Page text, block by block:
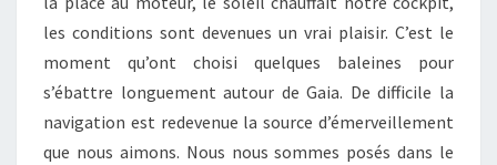
les conditions sont devenues un vrai plaisir. C’est le
moment qu’ont choisi quelques baleines pour
s’ébattre longuement autour de Gaia. De difficile la
navigation est redevenue la source d’émerveillement
que nous aimons. Nous nous sommes posés dans le